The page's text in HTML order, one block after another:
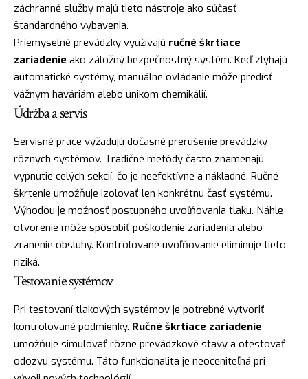
záchranné služby majú tieto nástroje ako súčasť
štandardného vybavenia.
Priemyselné prevádzky využívajú ručné škrtiace
zariadenie ako záložný bezpečnostný systém. Keď zlyhajú
automatické systémy, manuálne ovládanie môže predísť
vážnym haváriám alebo únikom chemikálií.
Údržba a servis
Servisné práce vyžadujú dočasné prerušenie prevádzky
rôznych systémov. Tradičné metódy často znamenajú
vypnutie celých sekcií, čo je neefektívne a nákladné. Ručné
škrtenie umožňuje izolovať len konkrétnu časť systému.
Výhodou je možnosť postupného uvoľňovania tlaku. Náhle
otvorenie môže spôsobiť poškodenie zariadenia alebo
zranenie obsluhy. Kontrolované uvoľňovanie eliminuje tieto
riziká.
Testovanie systémov
Pri testovaní tlakových systémov je potrebné vytvoriť
kontrolované podmienky. Ručné škrtiace zariadenie
umožňuje simulovať rôzne prevádzkové stavy a otestovať
odozvu systému. Táto funkcionalita je neoceniteľná pri